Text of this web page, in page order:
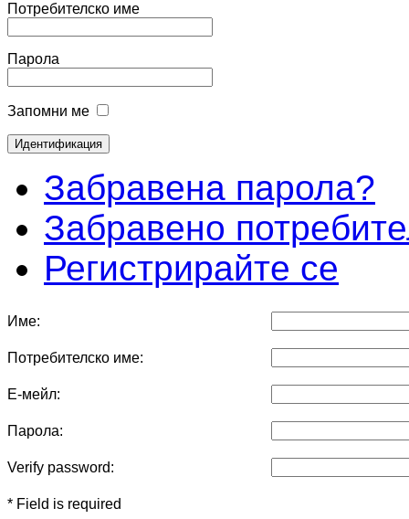
Потребителско име
Парола
Запомни ме
Забравена парола?
Забравено
Регистрирайте се
Име:
Потребителско име:
Е-мейл:
Парола:
Verify password:
* Field is required